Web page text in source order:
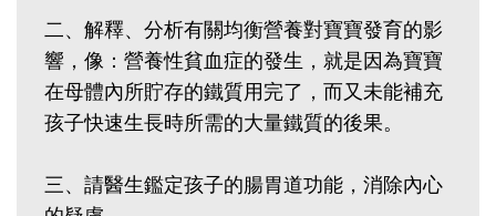
二、解釋、分析有關均衡營養對寶寶發育的影
響，像：營養性貧血症的發生，就是因為寶寶
在母體內所貯存的鐵質用完了，而又未能補充
孩子快速生長時所需的大量鐵質的後果。
三、請醫生鑑定孩子的腸胃道功能，消除內心